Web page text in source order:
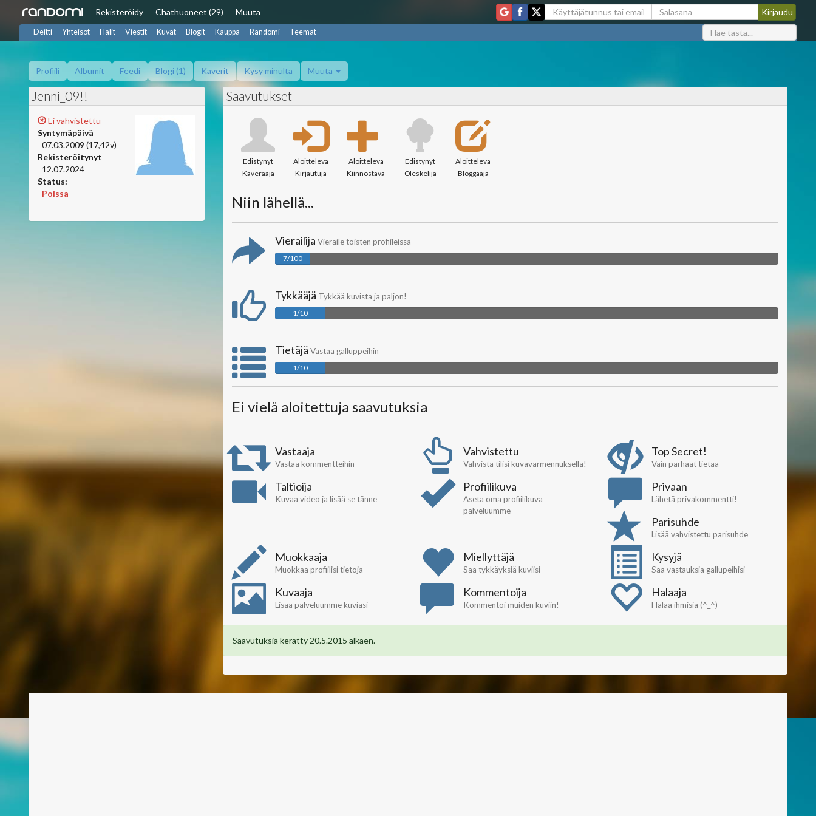
Rekisteröidy Chathuoneet (29) Muuta
Deitti Yhteisöt Halit Viestit Kuvat Blogit Kauppa Randomi Teemat
Profiili Albumit Feedi Blogi (1) Kaverit Kysy minulta Muuta
Jenni_09!!
Ei vahvistettu
Syntymäpäivä
07.03.2009 (17,42v)
Rekisteröitynyt
12.07.2024
Status:
Poissa
Saavutukset
Edistynyt
Kaveraaja
Aloitteleva
Kirjautuja
Aloitteleva
Kiinnostava
Edistynyt
Oleskelija
Aloitteleva
Bloggaaja
Niin lähellä...
Vierailija Vieraile toisten profiileissa
7/100
Tykkääjä Tykkää kuvista ja paljon!
1/10
Tietäjä Vastaa galluppeihin
1/10
Ei vielä aloitettuja saavutuksia
Vastaaja
Vastaa kommentteihin
Vahvistettu
Vahvista tilisi kuvavarmennuksella!
Top Secret!
Vain parhaat tietää
Taltioija
Kuvaa video ja lisää se tänne
Profiilikuva
Aseta oma profiilikuva
palveluumme
Privaan
Lähetä privakommentti!
Parisuhde
Lisää vahvistettu parisuhde
Muokkaaja
Muokkaa profiilisi tietoja
Miellyttäjä
Saa tykkäyksiä kuviisi
Kysyjä
Saa vastauksia gallupeihisi
Kuvaaja
Lisää palveluumme kuviasi
Kommentoija
Kommentoi muiden kuviin!
Halaaja
Halaa ihmisiä (^_^)
Saavutuksia kerätty 20.5.2015 alkaen.